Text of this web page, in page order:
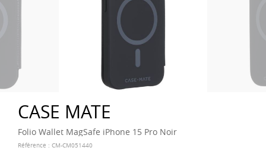
CASE MATE
Folio Wallet MagSafe iPhone 15 Pro Noir
Référence : CM-CM051440